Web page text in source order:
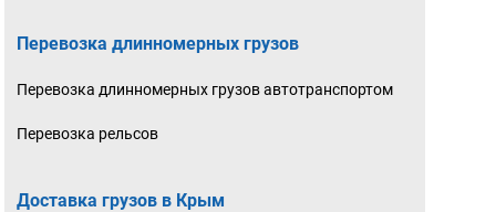
Перевозка длинномерных грузов
Перевозка длинномерных грузов автотранспортом
Перевозка рельсов
Доставка грузов в Крым